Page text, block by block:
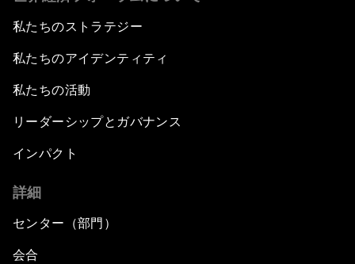
私たちのストラテジー
私たちのアイデンティティ
私たちの活動
リーダーシップとガバナンス
インパクト
詳細
センター（部門）
会合